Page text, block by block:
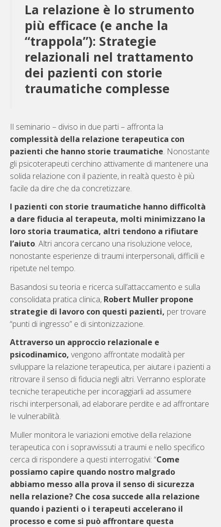
La relazione è lo strumento
più efficace (e anche la
“trappola”): Strategie
relazionali nel trattamento
dei pazienti con storie
traumatiche complesse
Il seminario – diviso in due parti – affronta la
complessità della relazione terapeutica con
pazienti che hanno storie traumatiche. Nonostante
gli psicoterapeuti cerchino attivamente di mantenere una
solida relazione con il paziente, in realtà questo è più
facile da dire che da concretizzare.
I pazienti con storie traumatiche hanno difficoltà
a dare fiducia al terapeuta, molti minimizzano la
loro storia traumatica, altri tendono a rifiutare
l’aiuto. Altri ancora cercano una risoluzione veloce,
nonostante esperienze di traumi interpersonali, difficili e
ripetute nel tempo.
Basandosi su teoria e ricerca sull’attaccamento e sulla
consolidata pratica clinica, Robert Muller propone
strategie di lavoro con questi pazienti, per trovare
“punti di ingresso” e di sintonizzazione.
Attraverso un approccio relazionale e
psicodinamico, vengono affrontate modalità per
sviluppare la relazione terapeutica, per aiutare i pazienti a
ritrovare il senso di fiducia negli altri. Verranno esplorate
tecniche terapeutiche per incoraggiarli ad assumere
rischi interpersonali, ad elaborare perdite e ad affrontare
le vulnerabilità.
Muller monitora le variazioni emotive della relazione
terapeutica con i sopravvissuti a traumi e nello specifico
cerca di rispondere a questi interrogativi: “Come
possiamo capire quando nostro malgrado
abbiamo messo alla prova il senso di sicurezza
nella relazione? Che cosa succede alla relazione
quando i pazienti o i terapeuti accelerano il
processo e come si può affrontare questa